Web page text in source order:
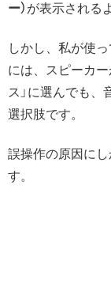
ー） が表示される
しかし、私が使っ
には、スピーカ
ス」に選んでも
選択肢です。
誤操作の原因にし
す。